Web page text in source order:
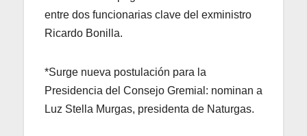
entre dos funcionarias clave del exministro
Ricardo Bonilla.
*Surge nueva postulación para la
Presidencia del Consejo Gremial: nominan a
Luz Stella Murgas, presidenta de Naturgas.